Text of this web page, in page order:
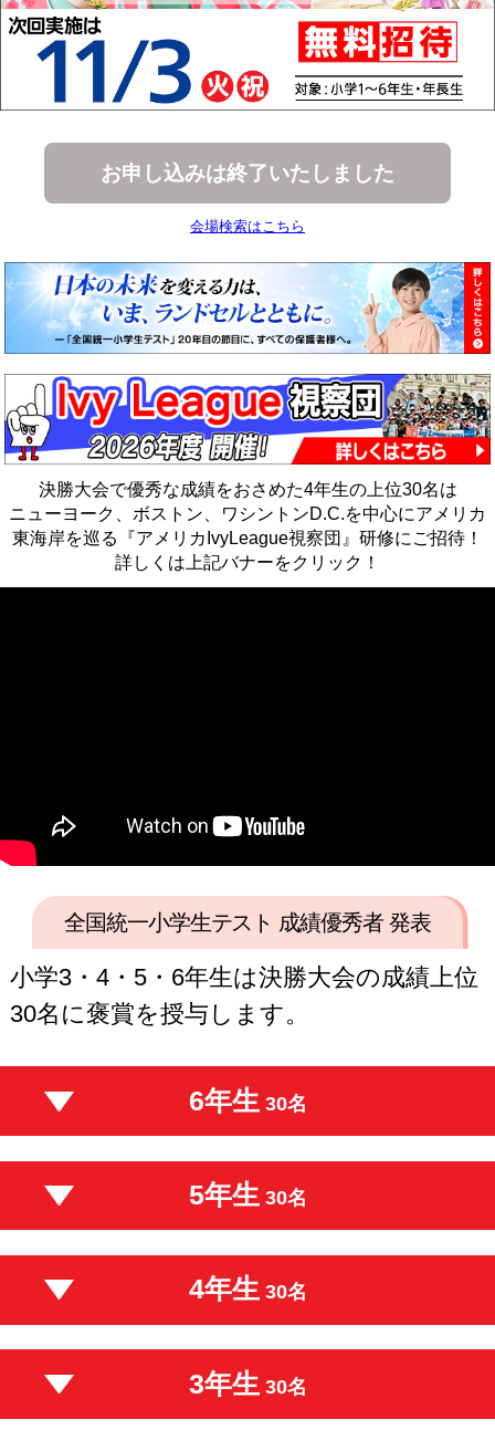
お申し込みは終了いたしました
会場検索はこちら
決勝大会で優秀な成績をおさめた4年生の上位30名は
ニューヨーク、ボストン、ワシントンD.C.を中心にアメリカ
東海岸を巡る『アメリカIvyLeague視察団』研修にご招待！
詳しくは上記バナーをクリック！
全国統一小学生テスト 成績優秀者 発表
小学3・4・5・6年生は決勝大会の成績上位
30名に褒賞を授与します。
6年生 30名
5年生30名
4年生30名
3年生 30名